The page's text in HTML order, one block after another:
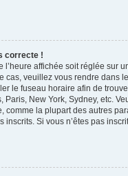
correcte !
l’heure affichée soit réglée sur
cas, veuillez vous rendre dans
le fuseau horaire afin de
Paris, New York, Sydney, etc.
comme la plupart des autres
inscrits. Si vous n’êtes pas